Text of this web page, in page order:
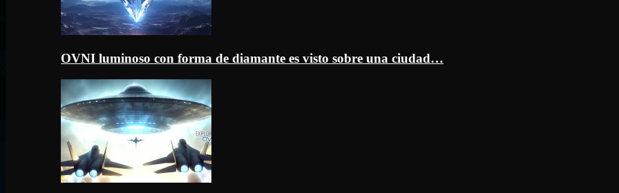
OVNI luminoso con forma de diamante es visto sobre una ciudad…